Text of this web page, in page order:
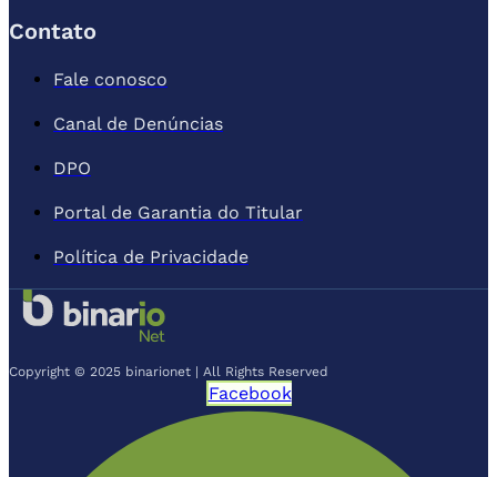
Contato
Fale conosco
Canal de Denúncias
DPO
Portal de Garantia do Titular
Política de Privacidade
Copyright © 2025 binarionet | All Rights Reserved
Facebook